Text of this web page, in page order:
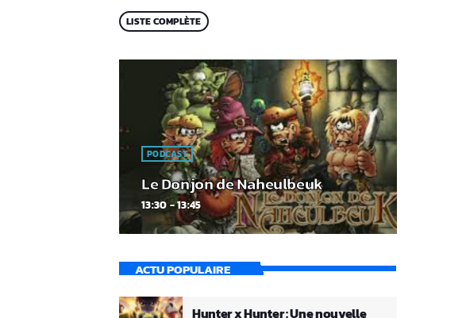
LISTE COMPLÈTE
PODCAST
Le Donjon de Naheulbeuk
13:30 - 13:45
ACTU POPULAIRE
Hunter x Hunter : Une nouvelle